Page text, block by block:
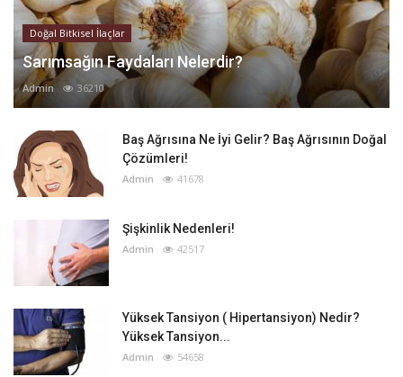
Doğal Bitkisel İlaçlar
Sarımsağın Faydaları Nelerdir?
Admin 36210
Baş Ağrısına Ne İyi Gelir? Baş Ağrısının Doğal
Çözümleri!
Admin 41678
Şişkinlik Nedenleri!
Admin 42517
Yüksek Tansiyon ( Hipertansiyon) Nedir?
Yüksek Tansiyon...
Admin 54658